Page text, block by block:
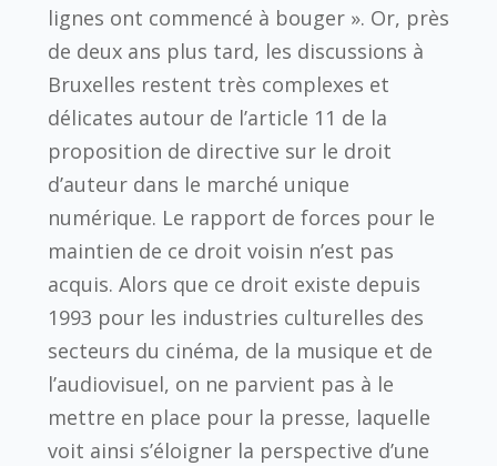
lignes ont commencé à bouger ». Or, près
de deux ans plus tard, les discussions à
Bruxelles restent très complexes et
délicates autour de l’article 11 de la
proposition de directive sur le droit
d’auteur dans le marché unique
numérique. Le rapport de forces pour le
maintien de ce droit voisin n’est pas
acquis. Alors que ce droit existe depuis
1993 pour les industries culturelles des
secteurs du cinéma, de la musique et de
l’audiovisuel, on ne parvient pas à le
mettre en place pour la presse, laquelle
voit ainsi s’éloigner la perspective d’une